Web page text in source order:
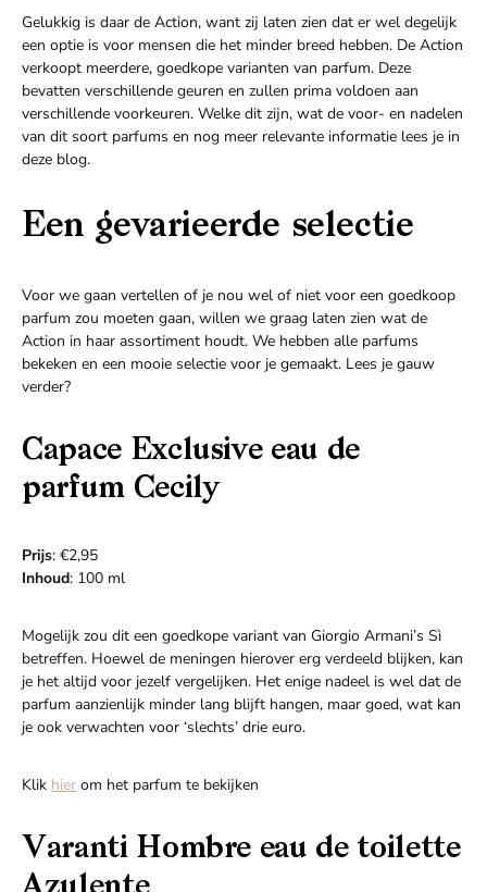
Gelukkig is daar de Action, want zij laten zien dat er wel degelijk
een optie is voor mensen die het minder breed hebben. De Action
verkoopt meerdere, goedkope varianten van parfum. Deze
bevatten verschillende geuren en zullen prima voldoen aan
verschillende voorkeuren. Welke dit zijn, wat de voor- en nadelen
van dit soort parfums en nog meer relevante informatie lees je in
deze blog.
Een gevarieerde selectie
Voor we gaan vertellen of je nou wel of niet voor een goedkoop
parfum zou moeten gaan, willen we graag laten zien wat de
Action in haar assortiment houdt. We hebben alle parfums
bekeken en een mooie selectie voor je gemaakt. Lees je gauw
verder?
Capace Exclusive eau de
parfum Cecily
Prijs: €2,95
Inhoud: 100 ml
Mogelijk zou dit een goedkope variant van Giorgio Armani’s Sì
betreffen. Hoewel de meningen hierover erg verdeeld blijken, kan
je het altijd voor jezelf vergelijken. Het enige nadeel is wel dat de
parfum aanzienlijk minder lang blijft hangen, maar goed, wat kan
je ook verwachten voor ‘slechts’ drie euro.
Klik hier om het parfum te bekijken
Varanti Hombre eau de toilette